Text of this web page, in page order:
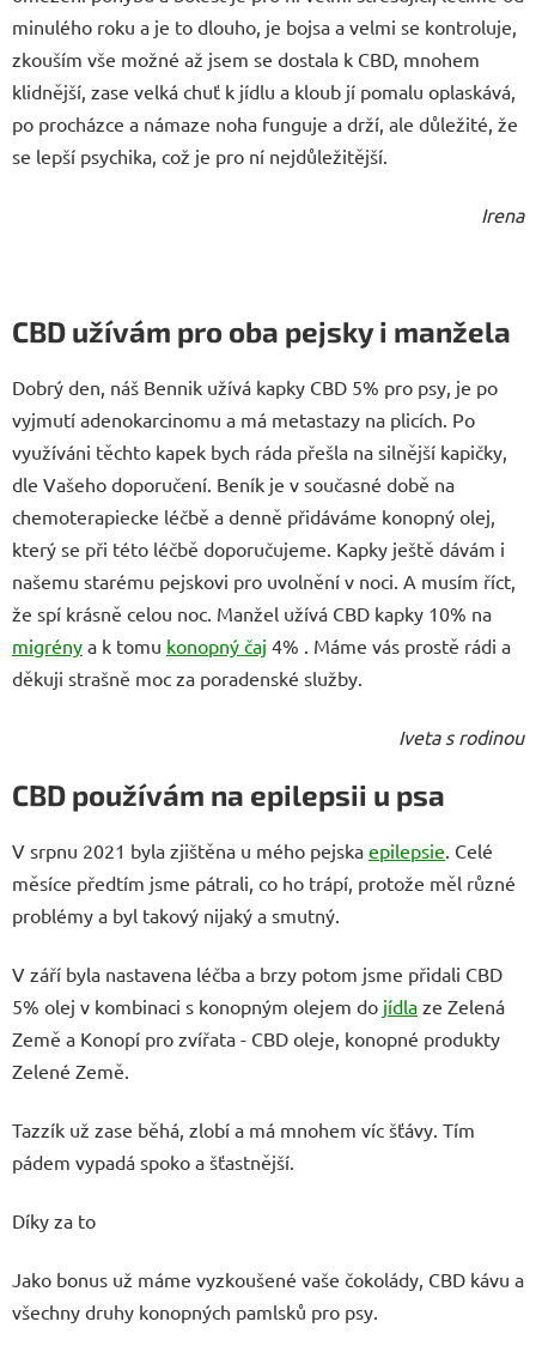
minulého roku a je to dlouho, je bojsa a velmi se kontroluje,
zkouším vše možné až jsem se dostala k CBD, mnohem
klidnější, zase velká chuť k jídlu a kloub jí pomalu oplaskává,
po procházce a námaze noha funguje a drží, ale důležité, že
se lepší psychika, což je pro ní nejdůležitější.
Irena
CBD užívám pro oba pejsky i manžela
Dobrý den, náš Bennik užívá kapky CBD 5% pro psy, je po
vyjmutí adenokarcinomu a má metastazy na plicích. Po
využíváni těchto kapek bych ráda přešla na silnější kapičky,
dle Vašeho doporučení. Beník je v současné době na
chemoterapiecke léčbě a denně přidáváme konopný olej,
který se při této léčbě doporučujeme. Kapky ještě dávám i
našemu starému pejskovi pro uvolnění v noci. A musím říct,
že spí krásně celou noc. Manžel užívá CBD kapky 10% na
migrény a k tomu konopný čaj 4% . Máme vás prostě rádi a
děkuji strašně moc za poradenské služby.
Iveta s rodinou
CBD používám na epilepsii u psa
V srpnu 2021 byla zjištěna u mého pejska epilepsie . Celé
měsíce předtím jsme pátrali, co ho trápí, protože měl různé
problémy a byl takový nijaký a smutný.
V září byla nastavena léčba a brzy potom jsme přidali CBD
5% olej v kombinaci s konopným olejem do jídla ze Zelená
Země a Konopí pro zvířata - CBD oleje, konopné produkty
Zelené Země.
Tazzík už zase běhá, zlobí a má mnohem víc šťávy. Tím
pádem vypadá spoko a šťastnější.
Díky za to
Jako bonus už máme vyzkoušené vaše čokolády, CBD kávu a
všechny druhy konopných pamlsků pro psy.